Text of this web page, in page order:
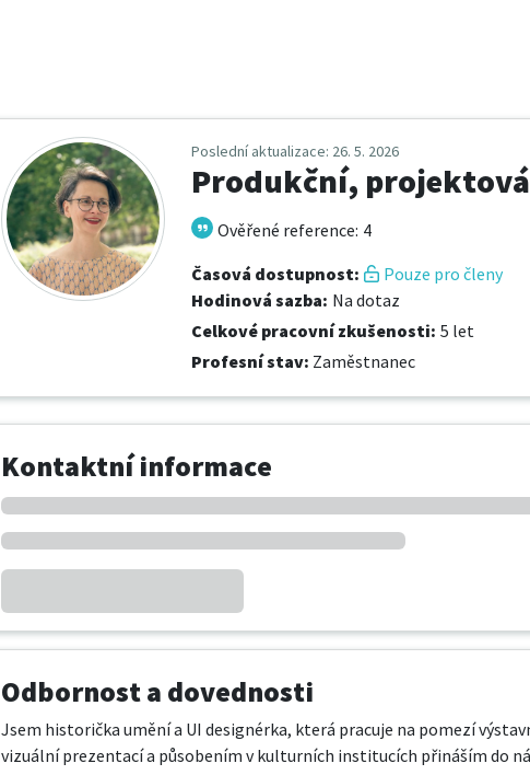
Poslední aktualizace: 26. 5. 2026
Produkční,
Ověřené reference: 4
Časová dostupnost:
Pouze pro členy
Hodinová sazba: Na dotaz
Celkové pracovní zkušenosti: 5 let
Profesní stav: Zaměstnanec
Kontaktní informace
Odbornost a dovednosti
Jsem historička umění a UI designérka, která pracuje na pomezí
vizuální prezentací a působením v kulturních institucích přináším do